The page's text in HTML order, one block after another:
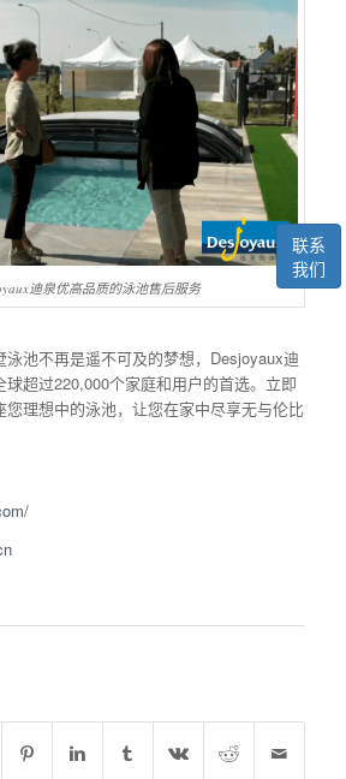
联系
我们
迪泉优高品质的泳池售后服务
泳池不再是遥不可及的梦想，Desjoyaux迪
球超过220,000个家庭和用户的首选。立即
您理想中的泳池，让您在家中尽享无与伦比